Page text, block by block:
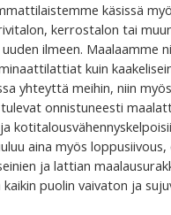
käsissä
kerrostalon tai
ilmeen. Maalaamme
kuin
yhteyttä meihin, niin
onnistuneesti
aina myös loppusiivous,
ja lattian
kaikin puolin vaivaton ja